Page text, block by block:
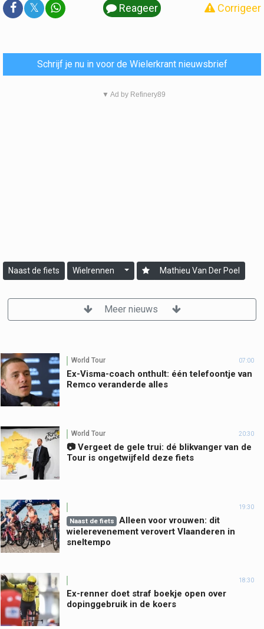
𝕏 Reageer Corrigeer
Schrijf je nu in voor de Wielerkrant nieuwsbrief
▼ Ad by Refinery89
Naast de fiets Wielrennen Mathieu Van Der Poel
Meer nieuws
World Tour 07:00
Ex-Visma-coach onthult: één telefoontje van
Remco veranderde alles
World Tour 20:30
📷 Vergeet de gele trui: dé blikvanger van de
Tour is ongetwijfeld deze fiets
19:30
Naast de fiets
Alleen voor vrouwen: dit
wielerevenement verovert Vlaanderen in
sneltempo
18:30
Ex-renner doet straf boekje open over
dopinggebruik in de koers